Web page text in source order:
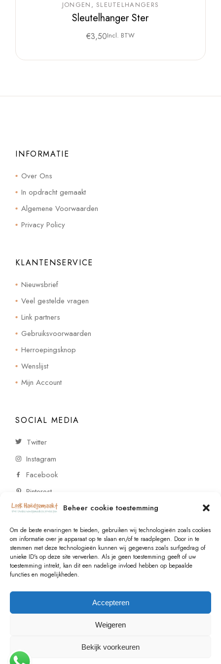
Beheer cookie toestemming
Om de beste ervaringen te bieden, gebruiken wij technologieën zoals cookies
om informatie over je apparaat op te slaan en/of te raadplegen. Door in te
stemmen met deze technologieën kunnen wij gegevens zoals surfgedrag of
unieke ID's op deze site verwerken. Als je geen toestemming geeft of uw
toestemming intrekt, kan dit een nadelige invloed hebben op bepaalde
functies en mogelijkheden.
Accepteren
Weigeren
Bekijk voorkeuren
JONGEN SLEUTELHANGERS
Sleutelhanger Ster
€3,50Incl. BTW
INFORMATIE
Over Ons
In opdracht gemaakt
Algemene Voorwaarden
Privacy Policy
KLANTENSERVICE
Nieuwsbrief
Veel gestelde vragen
Link partners
Gebruiksvoorwaarden
Herroepingsknop
Wenslijst
Mijn Account
SOCIAL MEDIA
Twitter
Instagram
Facebook
Pinterest
CONTACT
Vragen of wensen? Neem contact op!
+31 (0)6 229 021 29
© 2023 , All Rights Reserved